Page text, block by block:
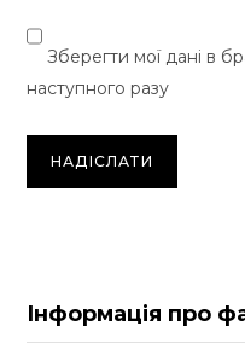
Зберегти мої дані в
наступного разу
Інформація про